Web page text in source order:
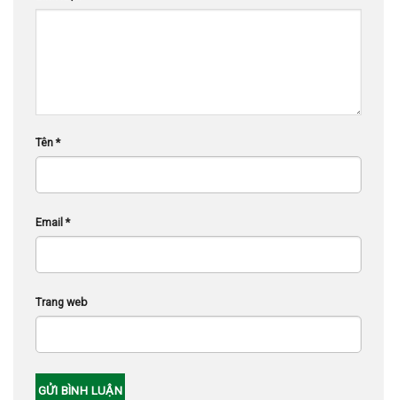
Tên*
Email*
Trang web